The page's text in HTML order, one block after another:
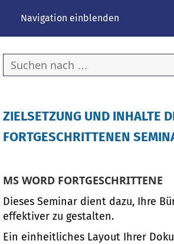
Navigation einblenden
ZIELSETZUNG UND INHALTE
FORTGESCHRITTENEN
MS WORD FORTGESCHRITTENE
Dieses Seminar dient dazu, Ihre
effektiver zu gestalten.
Ein einheitliches Layout Ihrer